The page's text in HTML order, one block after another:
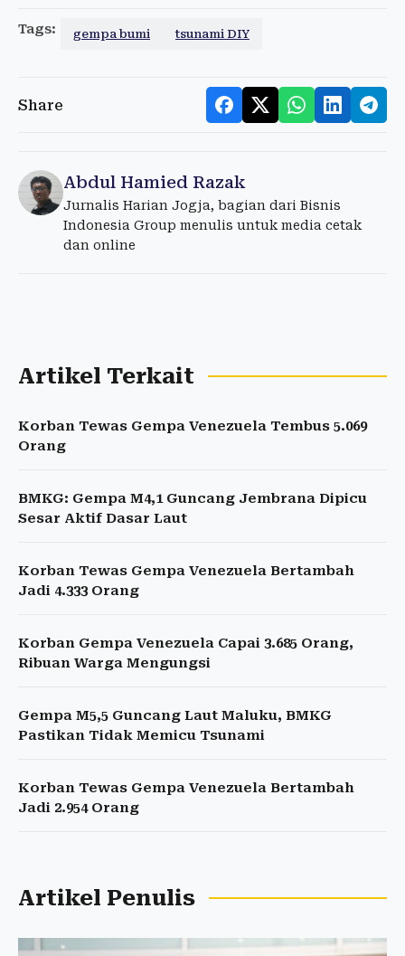
Tags: gempa bumi tsunami DIY
Share
Abdul Hamied Razak
Jurnalis Harian Jogja, bagian dari Bisnis
Indonesia Group menulis untuk media cetak
dan online
Artikel Terkait
Korban Tewas Gempa Venezuela Tembus 5.069
Orang
BMKG: Gempa M4,1 Guncang Jembrana Dipicu
Sesar Aktif Dasar Laut
Korban Tewas Gempa Venezuela Bertambah
Jadi 4.333 Orang
Korban Gempa Venezuela Capai 3.685 Orang,
Ribuan Warga Mengungsi
Gempa M5,5 Guncang Laut Maluku, BMKG
Pastikan Tidak Memicu Tsunami
Korban Tewas Gempa Venezuela Bertambah
Jadi 2.954 Orang
Artikel Penulis